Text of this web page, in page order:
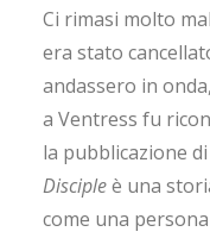
Ci rimasi molto
era stato
andassero in
a Ventress fu
la pubblicazione
Discipleè una
come una